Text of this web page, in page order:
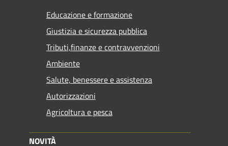
Educazione e formazione
Giustizia e sicurezza pubblica
Tributi,finanze e contravvenzioni
Ambiente
Salute, benessere e assistenza
Autorizzazioni
Agricoltura e pesca
NOVITÀ